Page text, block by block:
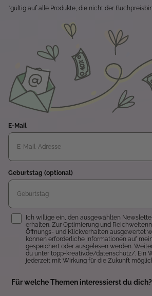
*gültig auf alle Produkte, die nicht der
E-Mail
Geburtstag (optional)
Einwilligung
Ich willige ein, den ausgewählten
erhalten. Zur Optimierung und
Öffnungs- und Klickverhalten ausgewertet
können erforderliche Informationen auf
gespeichert oder ausgelesen werden.
du unter topp-kreativ.de/datenschutz/. Ein
jederzeit mit Wirkung für die Zukunft
Für welche Themen interessierst du dich?